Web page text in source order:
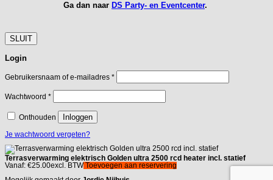
Ga dan naar DS Party- en Eventcenter.
SLUIT
Login
Gebruikersnaam of e-mailadres *Vereist
Wachtwoord *Vereist
Onthouden Inloggen
Je wachtwoord vergeten?
Terrasverwarming elektrisch Golden ultra 2500 rcd heater incl. statief
Vanaf: €25.00excl. BTW Toevoegen aan reservering